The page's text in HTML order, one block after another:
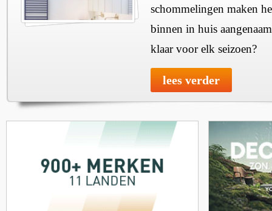
schommelingen maken
binnen in huis
klaar voor elk seizoen?
lees verder